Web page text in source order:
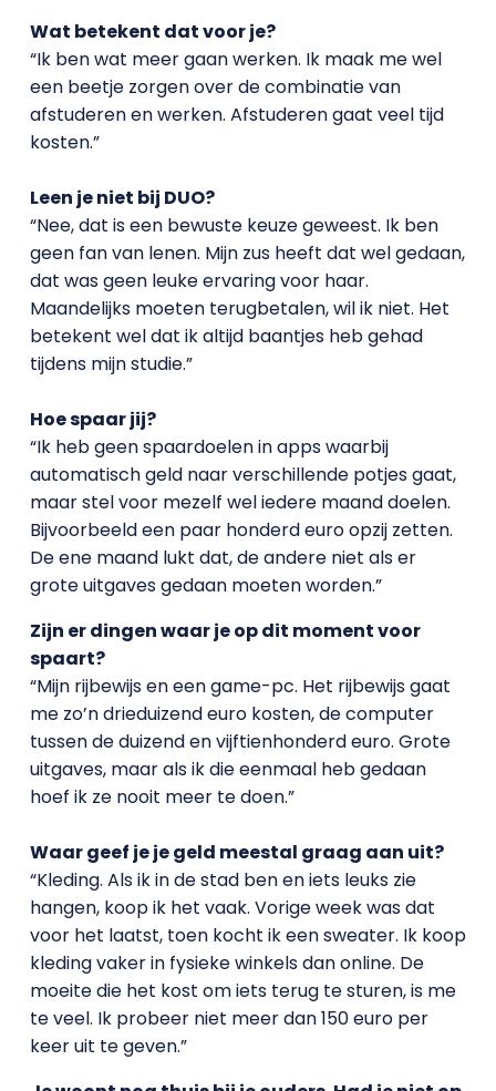
Wat betekent dat voor je?
“Ik ben wat meer gaan werken. Ik maak me wel
een beetje zorgen over de combinatie van
afstuderen en werken. Afstuderen gaat veel tijd
kosten.”
Leen je niet bij DUO?
“Nee, dat is een bewuste keuze geweest. Ik ben
geen fan van lenen. Mijn zus heeft dat wel gedaan,
dat was geen leuke ervaring voor haar.
Maandelijks moeten terugbetalen, wil ik niet. Het
betekent wel dat ik altijd baantjes heb gehad
tijdens mijn studie.”
Hoe spaar jij?
“Ik heb geen spaardoelen in apps waarbij
automatisch geld naar verschillende potjes gaat,
maar stel voor mezelf wel iedere maand doelen.
Bijvoorbeeld een paar honderd euro opzij zetten.
De ene maand lukt dat, de andere niet als er
grote uitgaves gedaan moeten worden.”
Zijn er dingen waar je op dit moment voor
spaart?
“Mijn rijbewijs en een game-pc. Het rijbewijs gaat
me zo’n drieduizend euro kosten, de computer
tussen de duizend en vijftienhonderd euro. Grote
uitgaves, maar als ik die eenmaal heb gedaan
hoef ik ze nooit meer te doen.”
Waar geef je je geld meestal graag aan uit?
“Kleding. Als ik in de stad ben en iets leuks zie
hangen, koop ik het vaak. Vorige week was dat
voor het laatst, toen kocht ik een sweater. Ik koop
kleding vaker in fysieke winkels dan online. De
moeite die het kost om iets terug te sturen, is me
te veel. Ik probeer niet meer dan 150 euro per
keer uit te geven.”